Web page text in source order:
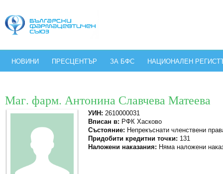
НОВИНИ ПРЕСЦЕНТЪР ЗА БФС НАЦИОНАЛЕН
Маг. фарм. Антонина Славчева Матеева
УИН: 2610000031
Вписан в: РФК Хасково
Състояние: Непрекъснати членствени
Придобити кредитни точки: 131
Наложени наказания: Няма наложени